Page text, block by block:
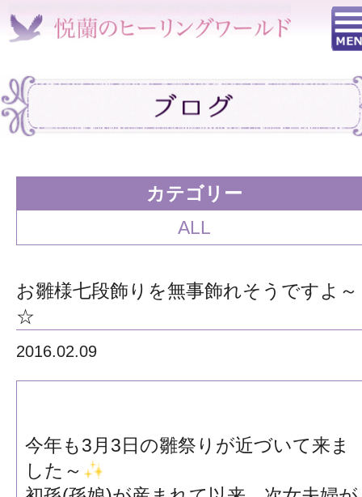
カテゴリー
ALL
お雛様七段飾りを無事飾れそうですよ～
☆
2016.02.09
今年も3月3日の雛祭りが近づいて来ま
した～